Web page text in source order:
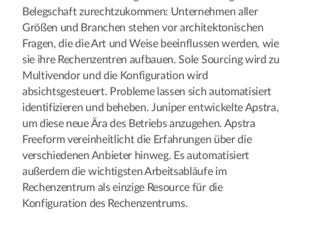
Belegschaft zurechtzukommen: Unternehmen aller
Größen und Branchen stehen vor architektonischen
Fragen, die die Art und Weise beeinflussen werden, wie
sie ihre Rechenzentren aufbauen. Sole Sourcing wird zu
Multivendor und die Konfiguration wird
absichtsgesteuert. Probleme lassen sich automatisiert
identifizieren und beheben. Juniper entwickelte Apstra,
um diese neue Ära des Betriebs anzugehen. Apstra
Freeform vereinheitlicht die Erfahrungen über die
verschiedenen Anbieter hinweg. Es automatisiert
außerdem die wichtigsten Arbeitsabläufe im
Rechenzentrum als einzige Resource für die
Konfiguration des Rechenzentrums.